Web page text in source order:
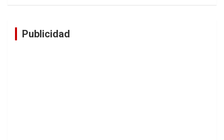
Publicidad